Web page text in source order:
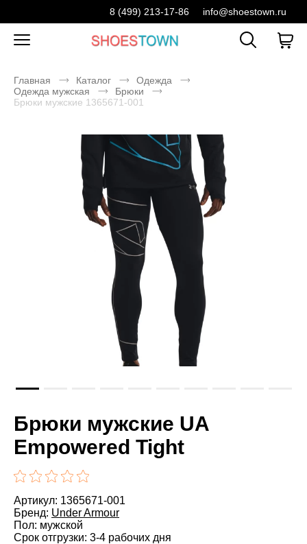
8 (499) 213-17-86 info@shoestown.ru
Главная Каталог
Одежда
Одежда мужская
Брюки
Брюки мужские 1365671-001
Брюки мужские UA
Empowered Tight
Артикул: 1365671-001
Бренд: Under Armour
Пол: мужской
Срок отгрузки: 3-4 рабочих дня